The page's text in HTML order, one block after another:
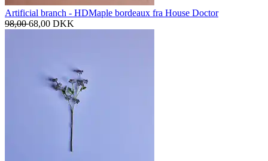
Artificial branch - HDMaple bordeaux fra House Doctor
98,0068,00 DKK